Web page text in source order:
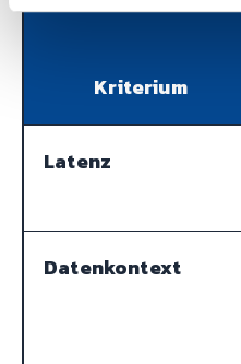
Kriterium
Latenz
Datenkontext